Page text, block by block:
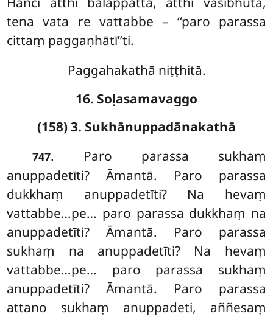
tena vata re vattabbe – ‘‘paro parassa
cittaṃ paggaṇhātī’’ti.
Paggahakathā niṭṭhitā.
16. Soḷasamavaggo
(158) 3. Sukhānuppadānakathā
747. Paro parassa sukhaṃ
anuppadetīti? Āmantā. Paro parassa
dukkhaṃ anuppadetīti? Na hevaṃ
vattabbe…pe… paro parassa dukkhaṃ na
anuppadetīti? Āmantā. Paro parassa
sukhaṃ na anuppadetīti? Na hevaṃ
vattabbe…pe… paro parassa sukhaṃ
anuppadetīti? Āmantā. Paro parassa
attano sukhaṃ anuppadeti, aññesaṃ